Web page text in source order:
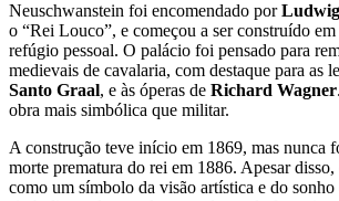
Neuschwanstein foi encomendado por
o “Rei Louco”, e começou a ser construído
refúgio pessoal. O palácio foi pensado para
medievais de cavalaria, com destaque para as
Santo Graal, e às óperas de Richard Wagner
obra mais simbólica que militar.
A construção teve início em 1869, mas nunca
morte prematura do rei em 1886. Apesar disso,
como um símbolo da visão artística e do